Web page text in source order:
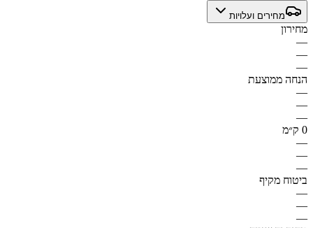
מחירים ועלויות
מחירון
—
—
—
הנחה ממוצעת
—
—
—
0 ק״מ
—
—
—
ביטוח מקיף
—
—
—